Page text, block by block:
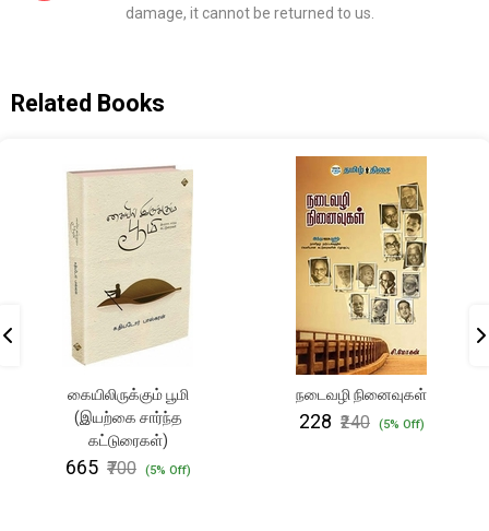
damage, it cannot be returned to us.
Related Books
கையிலிருக்கும் பூமி
(இயற்கை சார்ந்த
கட்டுரைகள்)
₹665 ₹700 (5% Off)
நடைவழி நினைவுகள்
₹228 ₹240 (5% Off)